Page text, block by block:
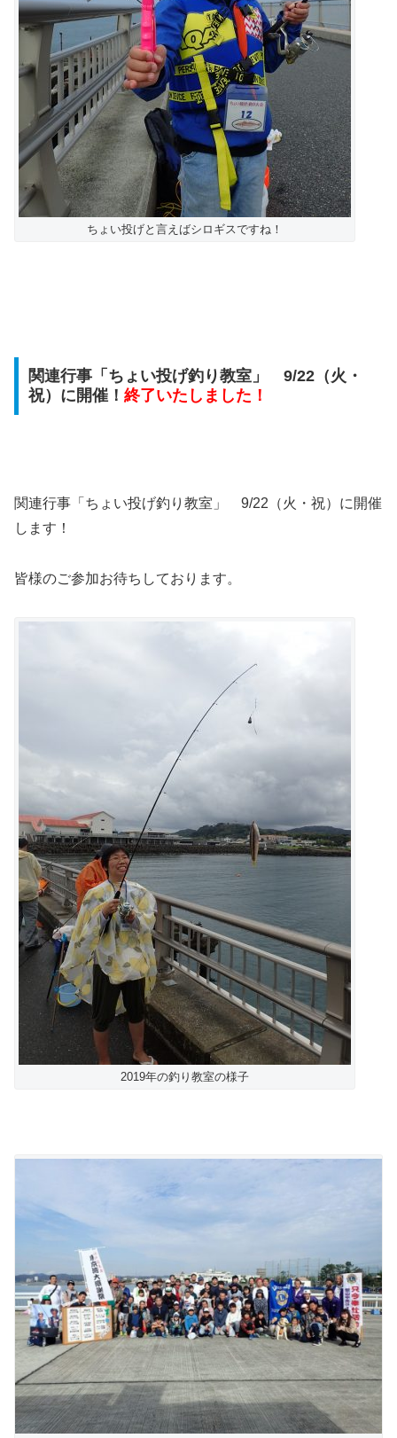
ちょい投げと言えばシロギスですね！
関連行事「ちょい投げ釣り教室」 9/22（火・
祝）に開催！ 終了いたしました！
関連行事「ちょい投げ釣り教室」 9/22（火・祝）に開催
します！
皆様のご参加お待ちしております。
2019年の釣り教室の様子